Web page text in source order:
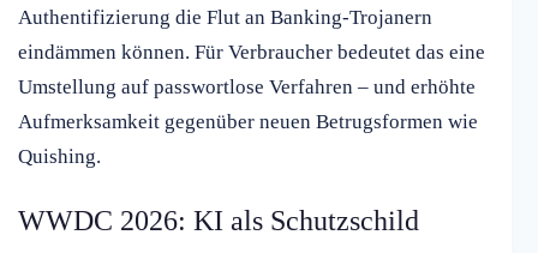
Authentifizierung die Flut an Banking-Trojanern
eindämmen können. Für Verbraucher bedeutet das eine
Umstellung auf passwortlose Verfahren – und erhöhte
Aufmerksamkeit gegenüber neuen Betrugsformen wie
Quishing.
WWDC 2026: KI als Schutzschild